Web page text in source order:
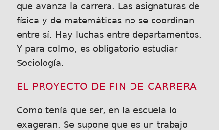
que avanza la carrera. Las asignaturas de
física y de matemáticas no se coordinan
entre sí. Hay luchas entre departamentos.
Y para colmo, es obligatorio estudiar
Sociología.
EL PROYECTO DE FIN DE CARRERA
Como tenía que ser, en la escuela lo
exageran. Se supone que es un trabajo